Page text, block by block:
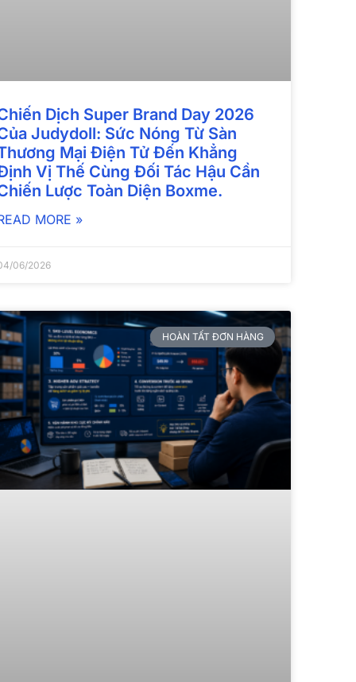
Dịch Super Brand Day 2026
Judydoll: Sức Nóng Từ Sàn
Mại Điện Tử Đến Khẳng
Vị Thế Cùng Đối Tác Hậu Cần
Lược Toàn Diện Boxme.
MORE »
06/2026
HOÀN TẤT ĐƠN HÀNG